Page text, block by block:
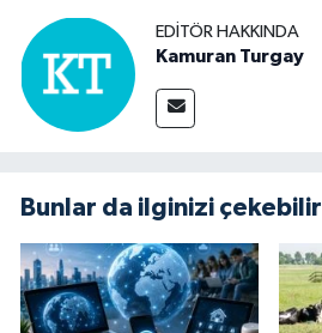
EDITÖR HAKKINDA
Kamuran Turgay
Bunlar da ilginizi çekebilir